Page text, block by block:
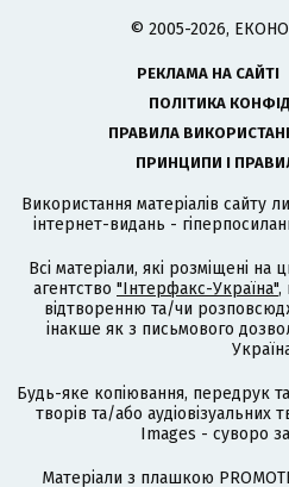
© 2005-2026,
РЕКЛАМА НА САЙТІ
ПОЛІТИКА
ПРАВИЛА
ПРИНЦИПИ І
Використання матеріалів сайту
інтернет-видань -
Всі матеріали, які розміщені на
агентство "Інтерфакс-Україна",
відтворенню та/чи
інакше як з письмового
Будь-яке копіювання, передрук
творів та/або аудіовізуальних
Images - суворо
Матеріали з плашкою